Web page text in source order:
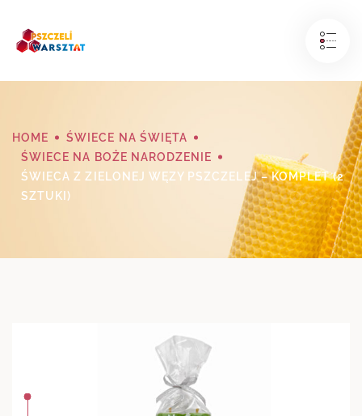
HOME
ŚWIECE NA ŚWIĘTA
ŚWIECE NA BOŻE NARODZENIE
ŚWIECA Z ZIELONEJ WĘZY PSZCZELEJ – KOMPLET (2
SZTUKI)